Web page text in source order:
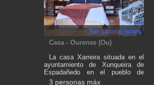
Sin valoraciones
Casa - Ourense (Ou)
La casa Xarreira situada en el
ayuntamiento de Xunqueira de
Espadañedo en el pueblo de
Marcelle, es una cálida y
3 personas máx